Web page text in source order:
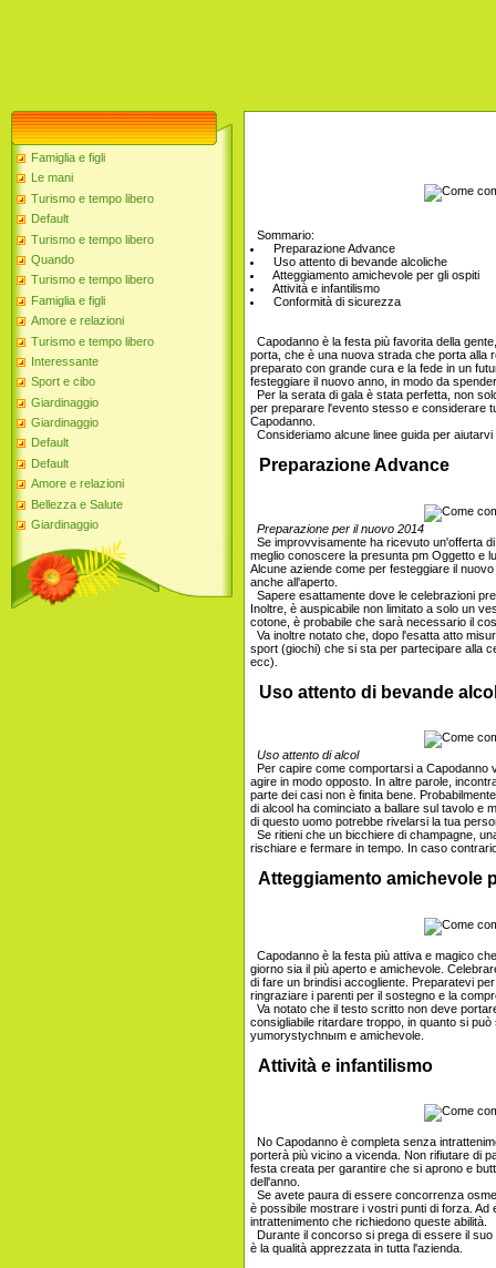
Famiglia e figli
Le mani
Turismo e tempo libero
Default
Turismo e tempo libero
Quando
Turismo e tempo libero
Famiglia e figli
Amore e relazioni
Turismo e tempo libero
Interessante
Sport e cibo
Giardinaggio
Giardinaggio
Default
Default
Amore e relazioni
Bellezza e Salute
Giardinaggio
Sommario:
Preparazione Advance
Uso attento di bevande alcoliche
Atteggiamento amichevole per gli ospiti
Attività e infantilismo
Conformità di sicurezza
Capodanno è la festa più favorita della
porta, che è una nuova strada che porta alla
preparato con grande cura e la fede in un
festeggiare il nuovo anno, in modo da
Per la serata di gala è stata perfetta, non
per preparare l'evento stesso e considerare
Capodanno.
Consideriamo alcune linee guida per
Preparazione Advance
Preparazione per il nuovo 2014
Se improvvisamente ha ricevuto un'offerta
meglio conoscere la presunta pm Oggetto e
Alcune aziende come per festeggiare il
anche all'aperto.
Sapere esattamente dove le celebrazioni
Inoltre, è auspicabile non limitato a solo un
cotone, è probabile che sarà necessario il
Va inoltre notato che, dopo l'esatta atto
sport (giochi) che si sta per partecipare alla
ecc).
Uso attento di bevande
Uso attento di alcol
Per capire come comportarsi a
agire in modo opposto. In altre parole,
parte dei casi non è finita bene.
di alcool ha cominciato a ballare sul tavolo e
di questo uomo potrebbe rivelarsi la tua
Se ritieni che un bicchiere di champagne,
rischiare e fermare in tempo. In caso
Atteggiamento amichevole
Capodanno è la festa più attiva e magico
giorno sia il più aperto e amichevole.
di fare un brindisi accogliente. Preparatevi
ringraziare i parenti per il sostegno e la
Va notato che il testo scritto non deve
consigliabile ritardare troppo, in quanto si
yumorystychnыm e amichevole.
Attività e infantilismo
No Capodanno è completa senza
porterà più vicino a vicenda. Non rifiutare di
festa creata per garantire che si aprono e
dell'anno.
Se avete paura di essere concorrenza
è possibile mostrare i vostri punti di forza.
intrattenimento che richiedono queste abilità.
Durante il concorso si prega di essere il
è la qualità apprezzata in tutta l'azienda.